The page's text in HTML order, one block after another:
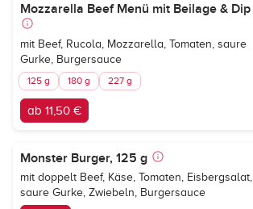
Mozzarella Beef Menü mit Beilage & Dip
mit Beef, Rucola, Mozzarella, Tomaten, saure
Gurke, Burgersauce
125 g 180 g 227 g
ab 11,50 €
Monster Burger, 125 g
mit doppelt Beef, Käse, Tomaten, Eisbergsalat,
saure Gurke, Zwiebeln, Burgersauce